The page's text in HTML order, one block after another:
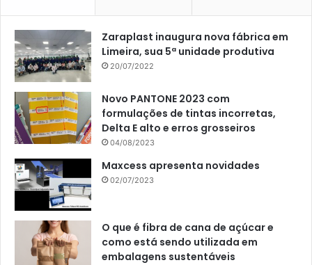
Zaraplast inaugura nova fábrica em
Limeira, sua 5ª unidade produtiva
20/07/2022
Novo PANTONE 2023 com
formulações de tintas incorretas,
Delta E alto e erros grosseiros
04/08/2023
Maxcess apresenta novidades
02/07/2023
O que é fibra de cana de açúcar e
como está sendo utilizada em
embalagens sustentáveis